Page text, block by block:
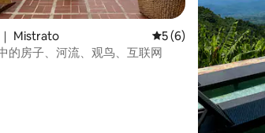
Mistrato 平均评分 5 分（满分
5 (6)
的房子、河流、观鸟、互联网